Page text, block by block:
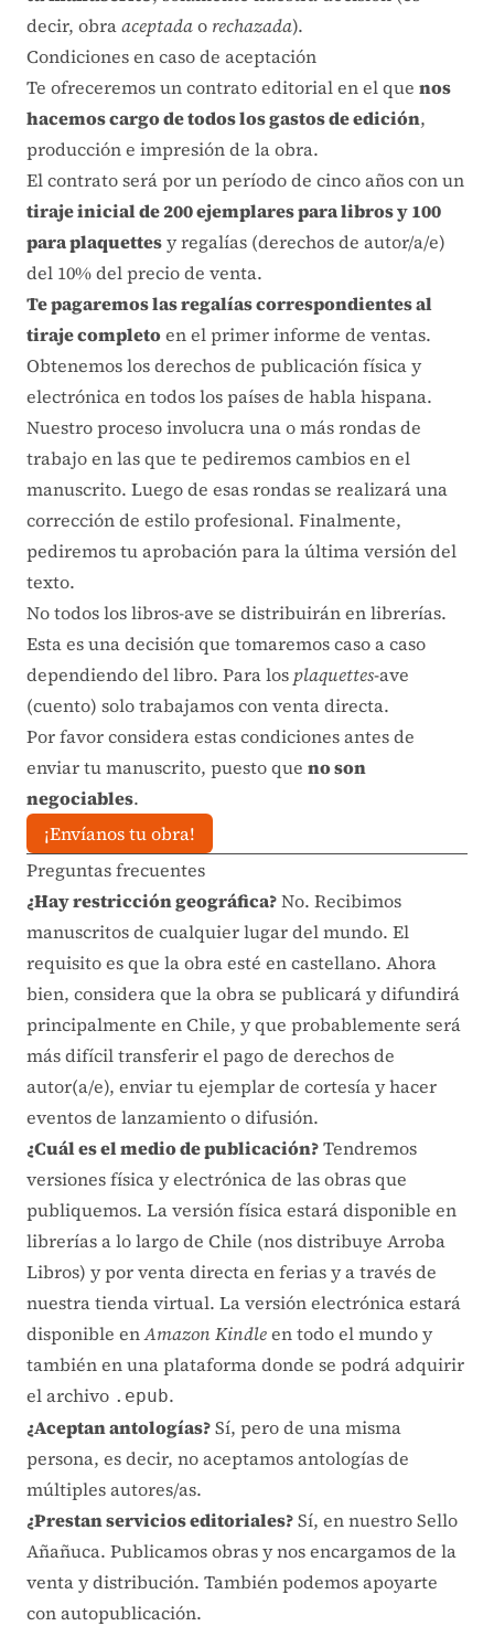
decir, obraaceptadao rechazada).
Condiciones en caso de aceptación
Te ofreceremos un contrato editorial en el que nos
hacemos cargo de todos los gastos de edición,
producción e impresión de la obra.
El contrato será por un período de cinco años con un
tiraje inicial de 200 ejemplares para libros y 100
para plaquettesy regalías (derechos de autor/a/e)
del 10% del precio de venta.
Te pagaremos las regalías correspondientes al
tiraje completoen el primer informe de ventas.
Obtenemos los derechos de publicación física y
electrónica en todos los países de habla hispana.
Nuestro proceso involucra una o más rondas de
trabajo en las que te pediremos cambios en el
manuscrito. Luego de esas rondas se realizará una
corrección de estilo profesional. Finalmente,
pediremos tu aprobación para la última versión del
texto.
No todos los libros-ave se distribuirán en librerías.
Esta es una decisión que tomaremos caso a caso
dependiendo del libro. Para los plaquettes-ave
(cuento) solo trabajamos con venta directa.
Por favor considera estas condiciones antes de
enviar tu manuscrito, puesto que no son
negociables.
¡Envíanos tu obra!
Preguntas frecuentes
¿Hay restricción geográfica?No. Recibimos
manuscritos de cualquier lugar del mundo. El
requisito es que la obra esté en castellano. Ahora
bien, considera que la obra se publicará y difundirá
principalmente en Chile, y que probablemente será
más difícil transferir el pago de derechos de
autor(a/e), enviar tu ejemplar de cortesía y hacer
eventos de lanzamiento o difusión.
¿Cuál es el medio de publicación?Tendremos
versiones física y electrónica de las obras que
publiquemos. La versión física estará disponible en
librerías a lo largo de Chile (nos distribuye Arroba
Libros) y por venta directa en ferias y a través de
nuestra tienda virtual. La versión electrónica estará
disponible enAmazon Kindleen todo el mundo y
también en una plataforma donde se podrá adquirir
el archivo .epub.
¿Aceptan antologías?Sí, pero de una misma
persona, es decir, no aceptamos antologías de
múltiples autores/as.
¿Prestan servicios editoriales?Sí, en nuestroSello
Añañuca. Publicamos obras y nos encargamos de la
venta y distribución. También podemos apoyarte
con autopublicación.